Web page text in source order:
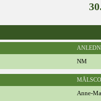
NM
Anne-